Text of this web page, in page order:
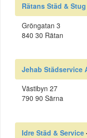
Rätans Städ &
Gröngatan 3
840 30 Rätan
Jehab Städservice
Västibyn 27
790 90 Särna
Idre Städ & Service